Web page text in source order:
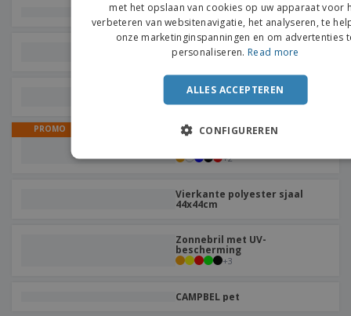
JEAN natuurlijke strohoed
Pet Sport
Zonnebril met bamboe armen
PROMO
Pala naar De Klimopzon |
+2
Vierkante polyester sjaal
44x44cm
Zonnebril met UV-
bescherming
+3
CAMPBEL pet
DUTCH
met het opslaan van cookies op uw apparaat voor
verbeteren van websitenavigatie, het analyseren, te
onze marketinginspanningen en om advertenties
personaliseren. Read more
ALLES ACCEPTEREN
CONFIGUREREN